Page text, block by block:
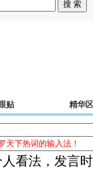
贴 精华区
下热词的输入法！